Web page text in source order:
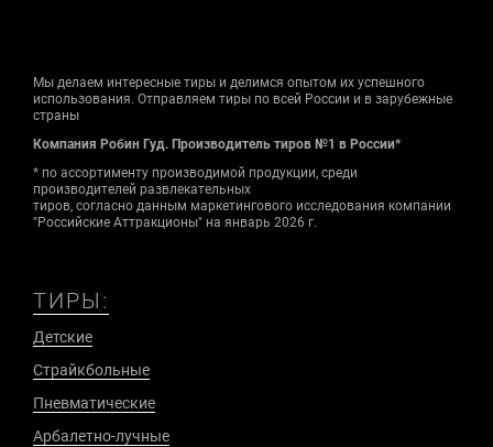
Мы делаем интересные тиры и делимся опытом их успешного
использования. Отправляем тиры по всей России и в зарубежные
страны
Компания Робин Гуд. Производитель тиров №1 в России*
* по ассортименту производимой продукции, среди
производителей развлекательных
тиров, согласно данным маркетингового исследования компании
"Российские Аттракционы" на январь 2026 г.
ТИРЫ:
Детские
Страйкбольные
Пневматические
Арбалетно-лучные